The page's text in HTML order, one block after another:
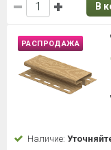
В
РАСПРОДАЖА
Наличие: